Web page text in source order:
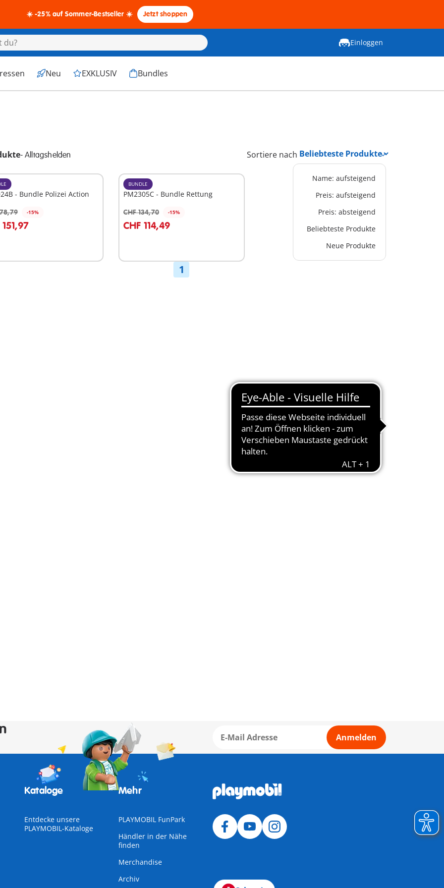
☀️ -25% auf Sommer-Bestseller ☀️ Jetzt shoppen
Einloggen
Neu EXKLUSIV Bundles
- Alltagshelden Sortiere nach
Name: aufsteigend
Preis: aufsteigend
Preis: absteigend
Beliebteste Produkte
Neue Produkte
- Bundle Polizei Action
-15%
BUNDLE
PM2305C - Bundle Rettung
CHF 134,70 -15%
CHF 114,49
1
Anmelden
Kataloge
Entdecke unsere
PLAYMOBIL-Kataloge
Mehr
PLAYMOBIL FunPark
Händler in der Nähe
finden
Merchandise
Archiv